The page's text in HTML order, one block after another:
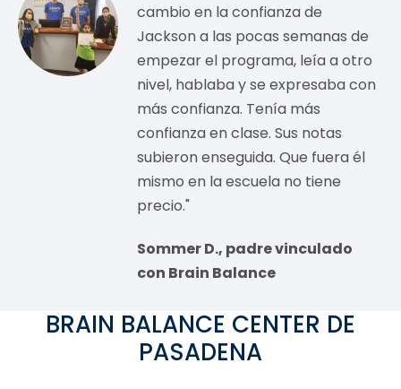
cambio en la confianza de
Jackson a las pocas semanas de
empezar el programa, leía a otro
nivel, hablaba y se expresaba con
más confianza. Tenía más
confianza en clase. Sus notas
subieron enseguida. Que fuera él
mismo en la escuela no tiene
precio."
Sommer D., padre vinculado
con Brain Balance
BRAIN BALANCE CENTER DE
PASADENA